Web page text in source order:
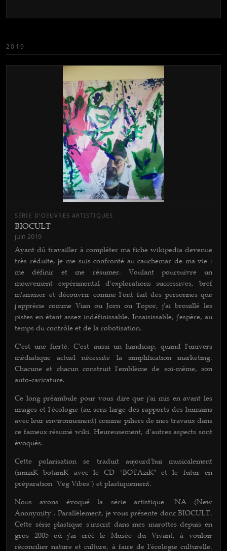
2019
SÉRIE D'OEUVRES ARTISTIQUES
BIOCULT
juin 2019
Ayant dû travailler à compléter ma fiche wikipedia devenue
très réduite, je me suis confronté au cauchemar de ma vie :
me définir et me résumer. Voulant poursuivre un
mouvement expérimental d'explorations successives, bref
m'amuser et découvrir comme l'ont fait des personnes que
j'apprécie comme Vian ou Jorn ou Topor, j'ai brouillé les
pistes en étant assez indéfinissable. Insaisissable, j'espère, au
temps du contrôle et de la robotisation.
C'est une fierté. C'est aussi un handicap, quand l'univers
médiatique actuel nécessite la simplification marketing.
Chacune et chacun construit l'emblème de soi-même, son
auto-caricature.
Ce long préambule pour vous dire que j'ai mis en avant les
images et l'écologie (au sens large des rapports des humains
avec leur environnement) comme piliers de mes travaux dans
ce fameux résumé wiki. Heureusement, d'autres aspects sont
évoqués.
Cette polarisation se traduit aujourd'hui musicalement
(muziK botaniK avec le CD "BOTAziK" et le futur en
préparation "Veg Vibes") et plastiquement.
Nous avons évoqué la série artistique "NA (New
Anonymity". Parallèlement, je vous présente donc BIOCULT.
Cette série plastique s'inscrit dans mes marottes depuis en
gros 2005 où j'ai créé le Musée du Vivant, à vouloir
réconcilier nature et culture, à faire de l'écologie culturelle.